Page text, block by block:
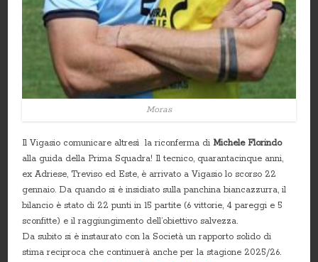
Moras
Il Vigasio comunicare altresì la riconferma diMichele Florindo
alla guida della Prima Squadra! Il tecnico, quarantacinque anni,
ex Adriese, Treviso ed Este, è arrivato a Vigasio lo scorso 22
gennaio. Da quando si è insidiato sulla panchina biancazzurra, il
bilancio è stato di 22 punti in 15 partite (6 vittorie, 4 pareggi e 5
sconfitte) e il raggiungimento dell’obiettivo salvezza.
Da subito si è instaurato con la Società un rapporto solido di
stima reciproca che continuerà anche per la stagione 2025/26.